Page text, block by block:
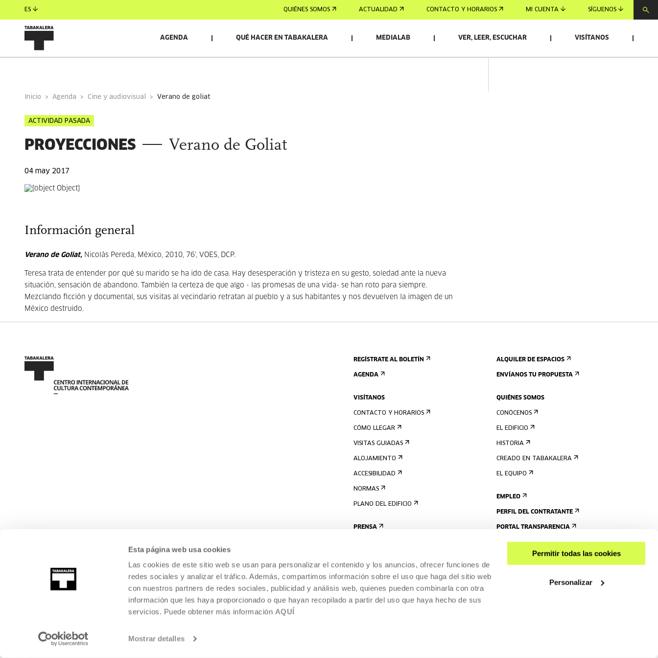
Esta página web usa cookies
Las cookies de este sitio web se usan para personalizar el contenido y los anuncios, ofrecer funciones de
redes sociales y analizar el tráfico. Además, compartimos información sobre el uso que haga del sitio web
con nuestros partners de redes sociales, publicidad y análisis web, quienes pueden combinarla con otra
información que les haya proporcionado o que hayan recopilado a partir del uso que haya hecho de sus
servicios. Puede obtener más información AQUÍ
Mostrar detalles
Permitir todas las cookies
Personalizar
ES QUIÉNES SOMOS ACTUALIDAD CONTACTO Y HORARIOS MI CUENTA SÍGUENOS
AGENDA QUÉ HACER EN TABAKALERA MEDIALAB VER, LEER, ESCUCHAR VISÍTANOS
Inicio Agenda Cine y audiovisual verano de goliat
ACTIVIDAD PASADA
PROYECCIONES Verano de Goliat
04 may 2017
Información general
Verano de Goliat, Nicolás Pereda, México, 2010, 76', VOES, DCP.
Teresa trata de entender por qué su marido se ha ido de casa. Hay desesperación y tristeza en su gesto, soledad ante la nueva
situación, sensación de abandono. También la certeza de que algo - las promesas de una vida- se han roto para siempre.
Mezclando ficción y documental, sus visitas al vecindario retratan al pueblo y a sus habitantes y nos devuelven la imagen de un
México destruido.
REGÍSTRATE AL BOLETÍN
AGENDA
VISÍTANOS
CONTACTO Y HORARIOS
CÓMO LLEGAR
VISITAS GUIADAS
ALOJAMIENTO
ACCESIBILIDAD
NORMAS
PLANO DEL EDIFICIO
PRENSA
ALQUILER DE ESPACIOS
ENVÍANOS TU PROPUESTA
QUIÉNES SOMOS
CONÓCENOS
EL EDIFICIO
HISTORIA
CREADO EN TABAKALERA
EL EQUIPO
EMPLEO
PERFIL DEL CONTRATANTE
PORTAL TRANSPARENCIA
2026 TABAKALERA.
CENTRO INTERNACIONAL DE CULTURA CONTEMPORÁNEA,